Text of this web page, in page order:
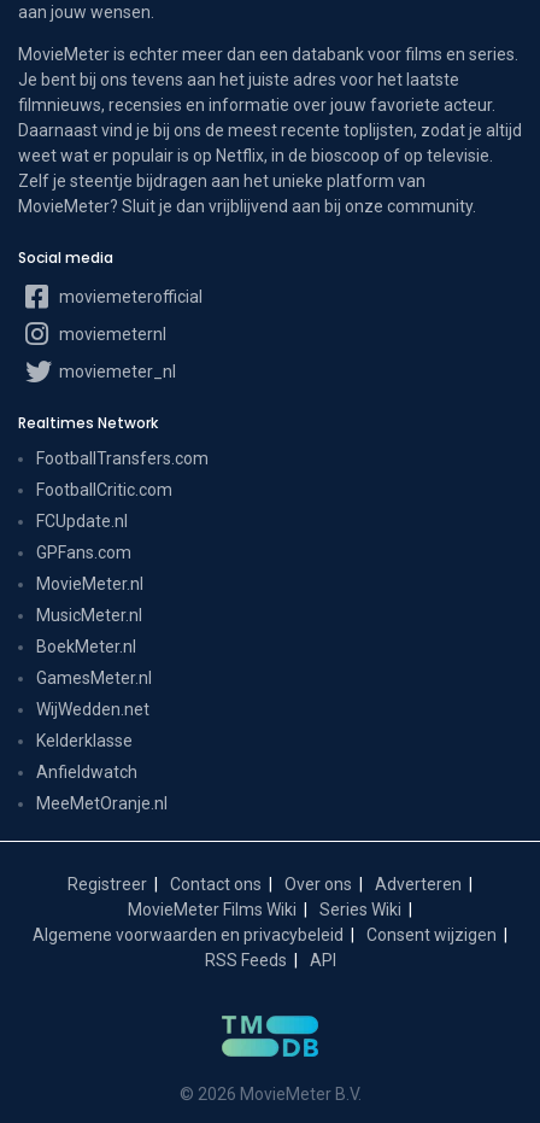
aan jouw wensen.
MovieMeter is echter meer dan een databank voor films en series.
Je bent bij ons tevens aan het juiste adres voor het laatste
filmnieuws, recensies en informatie over jouw favoriete acteur.
Daarnaast vind je bij ons de meest recente toplijsten, zodat je altijd
weet wat er populair is op Netflix, in de bioscoop of op televisie.
Zelf je steentje bijdragen aan het unieke platform van
MovieMeter? Sluit je dan vrijblijvend aan bij onze community.
Social media
moviemeterofficial
moviemeternl
moviemeter_nl
Realtimes Network
FootballTransfers.com
FootballCritic.com
FCUpdate.nl
GPFans.com
MovieMeter.nl
MusicMeter.nl
BoekMeter.nl
GamesMeter.nl
WijWedden.net
Kelderklasse
Anfieldwatch
MeeMetOranje.nl
Registreer Contact ons Over ons
Adverteren
MovieMeter Films Wiki
Series Wiki
Algemene voorwaarden en privacybeleid
Consent wijzigen
RSS Feeds
API
© 2026 MovieMeter B.V.